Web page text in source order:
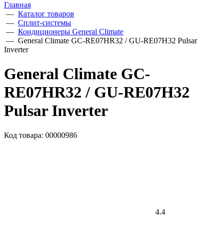
Главная
— Каталог товаров
— Сплит-системы
— Кондиционеры General Climate
— General Climate GC-RE07HR32 / GU-RE07H32 Pulsar
Inverter
General Climate GC-
RE07HR32 / GU-RE07H32
Pulsar Inverter
Код товара: 00000986
4.4